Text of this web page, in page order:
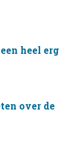
heel erg
over de